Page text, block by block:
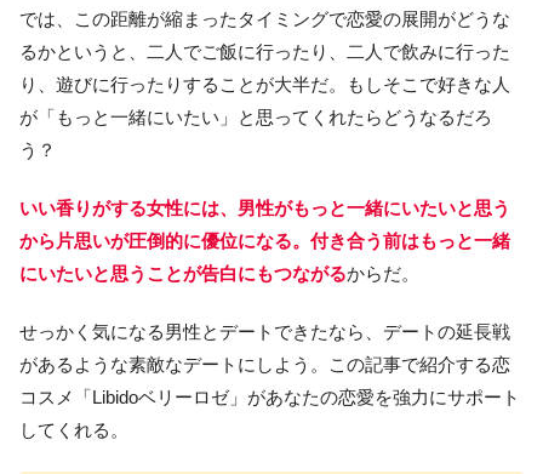
では、この距離が縮まったタイミングで恋愛の展開がどうな
るかというと、二人でご飯に行ったり、二人で飲みに行った
り、遊びに行ったりすることが大半だ。もしそこで好きな人
が「もっと一緒にいたい」と思ってくれたらどうなるだろ
う？
いい香りがする女性には、男性がもっと一緒にいたいと思う
から片思いが圧倒的に優位になる。付き合う前はもっと一緒
にいたいと思うことが告白にもつながるからだ。
せっかく気になる男性とデートできたなら、デートの延長戦
があるような素敵なデートにしよう。この記事で紹介する恋
コスメ「Libidoベリーロゼ」があなたの恋愛を強力にサポート
してくれる。